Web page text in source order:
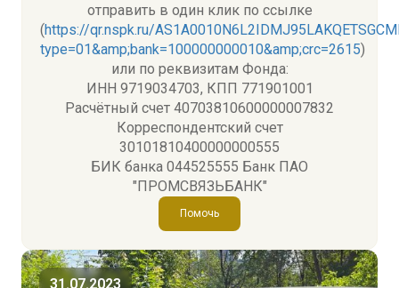
отправить в один клик по ссылке
(https://qr.nspk.ru/
type=01&amp;bank=100000000010&amp;crc=2615)
или по реквизитам Фонда:
ИНН 9719034703, КПП 771901001
Расчётный счет 40703810600000007832
Корреспондентский счет
30101810400000000555
БИК банка 044525555 Банк ПАО
"ПРОМСВЯЗЬБАНК"
Помочь
31.07.2023